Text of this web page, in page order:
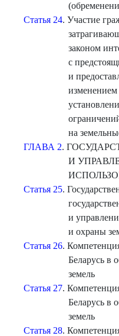
Статья 24. Участие
законом
с
и
изменением
на
ГЛАВА 2.
И
Статья 25.
и
и охраны
Статья 26.
Беларусь в
земель
Статья 27.
Беларусь в
земель
Статья 28.